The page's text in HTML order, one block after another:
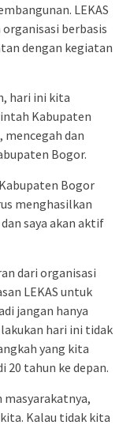
LEKAS
berbasis
dengan kegiatan
hari ini kita
Kabupaten
dan
Bogor.
Bogor
menghasilkan
saya akan aktif
dari organisasi
LEKAS untuk
jangan hanya
hari ini tidak
yang kita
20 tahun ke depan.
Kalau tidak kita